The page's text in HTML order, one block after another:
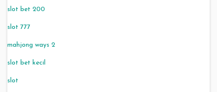
slot bet 200
slot 777
mahjong ways 2
slot bet kecil
slot